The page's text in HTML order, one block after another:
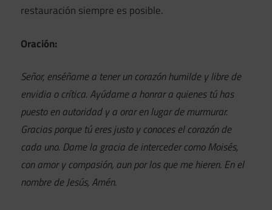
restauración siempre es posible.
Oración:
Señor, enséñame a tener un corazón humilde y libre de
envidia o crítica. Ayúdame a honrar a quienes tú has
puesto en autoridad y a orar en lugar de murmurar.
Gracias porque tú eres justo y conoces el corazón de
cada uno. Dame la gracia de interceder como Moisés,
con amor y compasión, aun por los que me hieren. En el
nombre de Jesús, Amén.